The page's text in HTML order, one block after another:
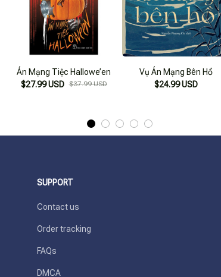
Án Mạng Tiệc Hallowe’en
$27.99 USD $37.99 USD
Vụ Án Mạng Bên Hồ
$24.99 USD
SUPPORT
Contact us
Order tracking
FAQs
DMCA